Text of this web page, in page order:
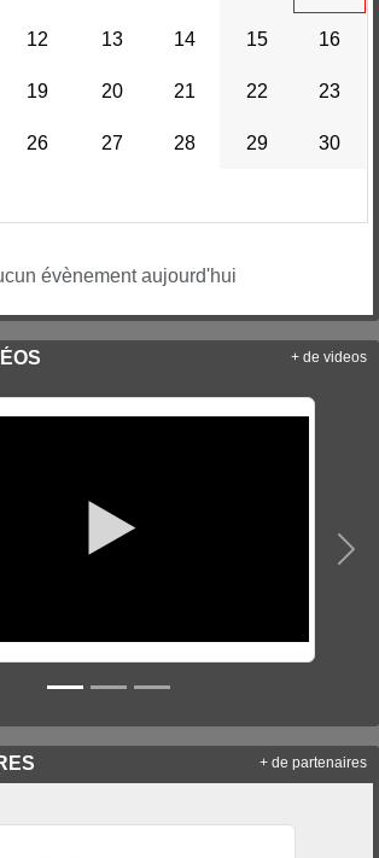
12 13 14 15 16
19 20 21 22 23
26 27 28 29 30
évènement aujourd'hui
+ de videos
+ de partenaires